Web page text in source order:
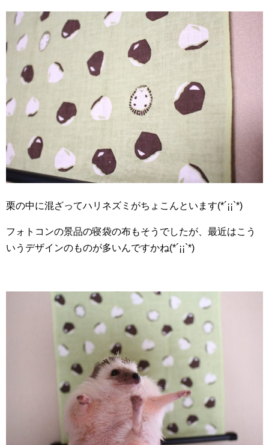
栗の中に混ざってハリネズミがちょこんといます(*´¡¡`*)
フォトコンの景品の寝袋の布もそうでしたが、最近はこう
いうデザインのものが多いんですかね(*´¡¡`*)